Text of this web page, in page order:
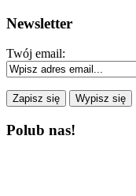
Newsletter
Twój email:
Polub nas!